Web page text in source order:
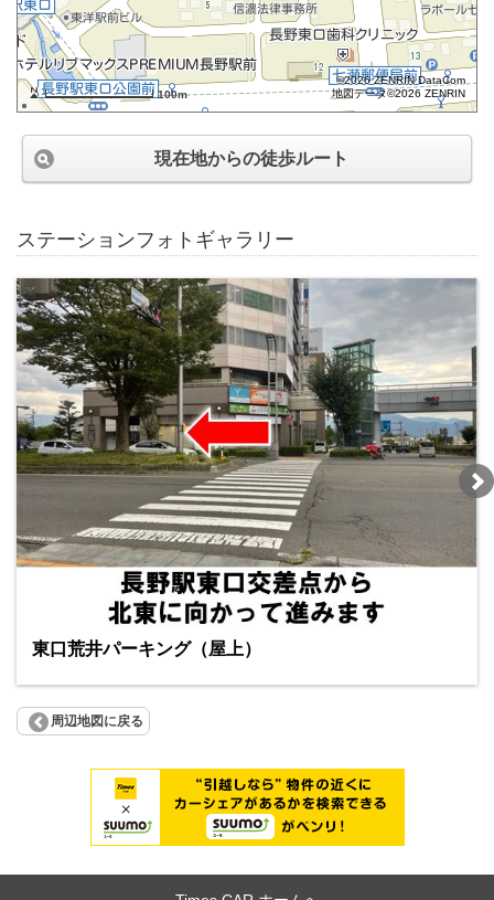
100m
©2026 ZENRIN DataCom
地図データ©2026 ZENRIN
現在地からの徒歩ルート
ステーションフォトギャラリー
東口荒井パーキング（屋上）
周辺地図に戻る